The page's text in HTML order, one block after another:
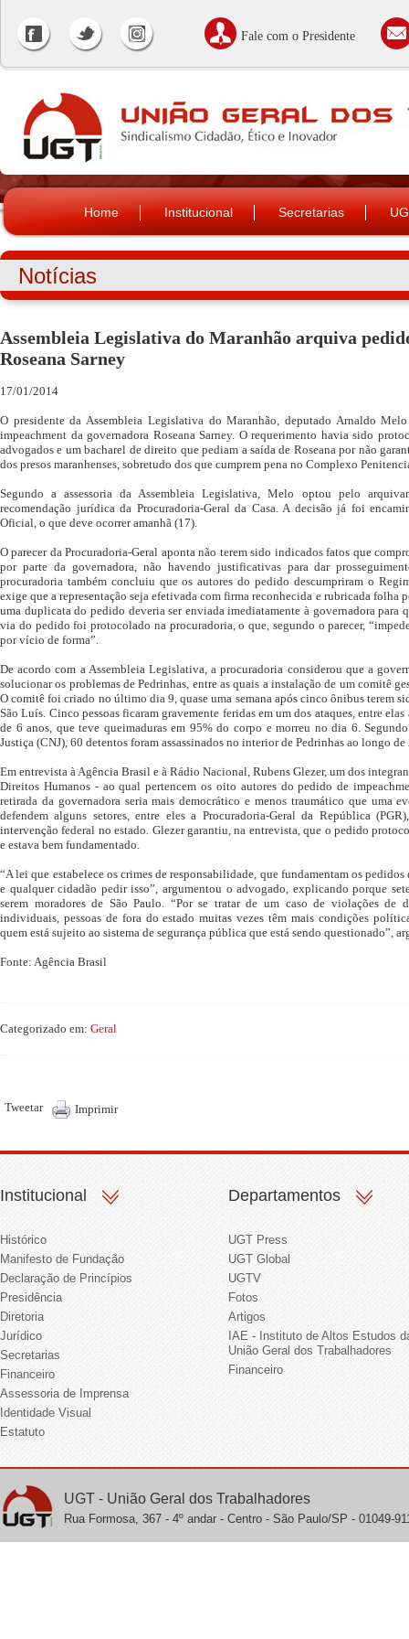
Fale com o Presidente
Home Institucional Secretarias
Notícias
Assembleia Legislativa do Maranhão arquiva
Roseana Sarney
17/01/2014
O presidente da Assembleia Legislativa do Maranhão, deputado Arnaldo
impeachment da governadora Roseana Sarney. O requerimento havia sido
advogados e um bacharel de direito que pediam a saída de Roseana por não
dos presos maranhenses, sobretudo dos que cumprem pena no Complexo
Segundo a assessoria da Assembleia Legislativa, Melo optou pelo
recomendação jurídica da Procuradoria-Geral da Casa. A decisão já foi
Oficial, o que deve ocorrer amanhã (17).
O parecer da Procuradoria-Geral aponta não terem sido indicados fatos que
por parte da governadora, não havendo justificativas para dar
procuradoria também concluiu que os autores do pedido descumpriram o
exige que a representação seja efetivada com firma reconhecida e rubricada folha
uma duplicata do pedido deveria ser enviada imediatamente à governadora para
via do pedido foi protocolado na procuradoria, o que, segundo o parecer,
por vício de forma”.
De acordo com a Assembleia Legislativa, a procuradoria considerou que a
solucionar os problemas de Pedrinhas, entre as quais a instalação de um comitê
O comitê foi criado no último dia 9, quase uma semana após cinco ônibus terem
São Luís. Cinco pessoas ficaram gravemente feridas em um dos ataques, entre
de 6 anos, que teve queimaduras em 95% do corpo e morreu no dia 6.
Justiça (CNJ), 60 detentos foram assassinados no interior de Pedrinhas ao longo de
Em entrevista à Agência Brasil e à Rádio Nacional, Rubens Glezer, um dos
Direitos Humanos - ao qual pertencem os oito autores do pedido de
retirada da governadora seria mais democrático e menos traumático que uma
defendem alguns setores, entre eles a Procuradoria-Geral da República
intervenção federal no estado. Glezer garantiu, na entrevista, que o pedido
e estava bem fundamentado.
“A lei que estabelece os crimes de responsabilidade, que fundamentam os
e qualquer cidadão pedir isso”, argumentou o advogado, explicando porque
serem moradores de São Paulo. “Por se tratar de um caso de violações de
individuais, pessoas de fora do estado muitas vezes têm mais condições
quem está sujeito ao sistema de segurança pública que está sendo questionado”,
Fonte: Agência Brasil
Categorizado em: Geral
Tweetar Imprimir
Institucional
Histórico
Manifesto de Fundação
Declaração de Princípios
Presidência
Diretoria
Jurídico
Secretarias
Financeiro
Assessoria de Imprensa
Identidade Visual
Estatuto
Departamentos
UGT Press
UGT Global
UGTV
Fotos
Artigos
IAE - Instituto de Altos Estudos
União Geral dos Trabalhadores
Financeiro
UGT - União Geral dos Trabalhadores
Rua Formosa, 367 - 4º andar - Centro - São Paulo/SP - 01049-